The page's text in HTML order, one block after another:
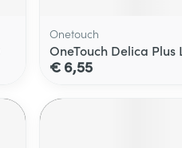
Onetouch
OneTouch Delica Plus
€ 6,55